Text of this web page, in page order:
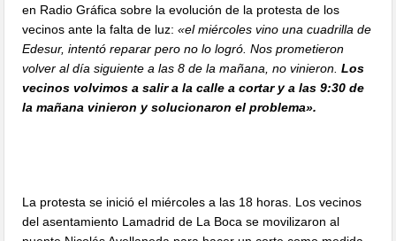
en Radio Gráfica sobre la evolución de la protesta de los
vecinos ante la falta de luz:«el miércoles vino una cuadrilla de
Edesur, intentó reparar pero no lo logró. Nos prometieron
volver al día siguiente a las 8 de la mañana, no vinieron.Los
vecinos volvimos a salir a la calle a cortar y a las 9:30 de
la mañana vinieron y solucionaron el problema».
La protesta se inició el miércoles a las 18 horas. Los vecinos
del asentamiento Lamadrid de La Boca se movilizaron al